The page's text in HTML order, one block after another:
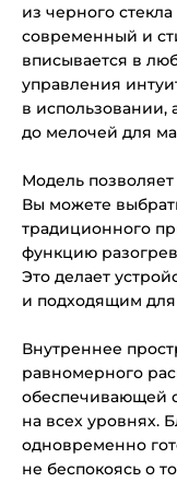
из черного
современный и
вписывается в
управления
в использовании,
до мелочей для
Модель
Вы можете
традиционного
функцию
Это делает
и подходящим
Внутреннее
равномерного
обеспечивающей
на всех уровнях.
одновременно
не беспокоясь о